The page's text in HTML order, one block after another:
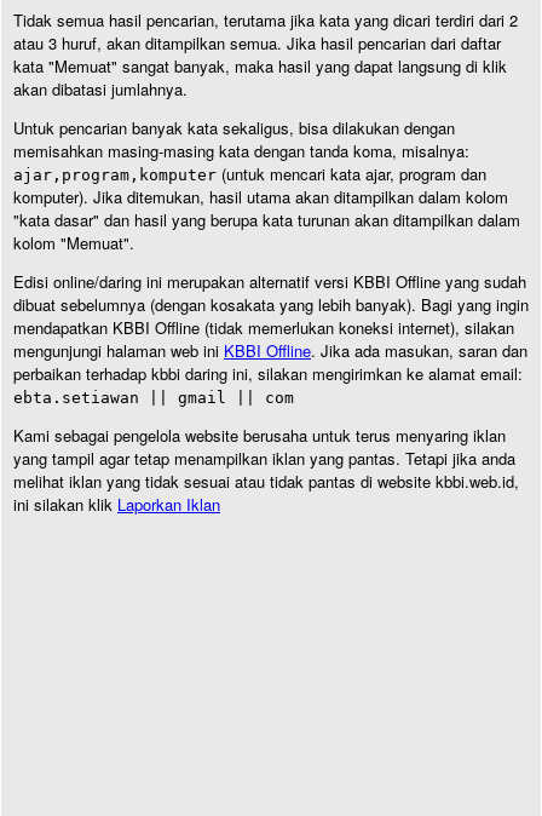
Tidak semua hasil pencarian, terutama jika kata yang dicari terdiri dari 2
atau 3 huruf, akan ditampilkan semua. Jika hasil pencarian dari daftar
kata "Memuat" sangat banyak, maka hasil yang dapat langsung di klik
akan dibatasi jumlahnya.
Untuk pencarian banyak kata sekaligus, bisa dilakukan dengan
memisahkan masing-masing kata dengan tanda koma, misalnya:
ajar,program,komputer (untuk mencari kata ajar, program dan
komputer). Jika ditemukan, hasil utama akan ditampilkan dalam kolom
"kata dasar" dan hasil yang berupa kata turunan akan ditampilkan dalam
kolom "Memuat".
Edisi online/daring ini merupakan alternatif versi KBBI Offline yang sudah
dibuat sebelumnya (dengan kosakata yang lebih banyak). Bagi yang ingin
mendapatkan KBBI Offline (tidak memerlukan koneksi internet), silakan
mengunjungi halaman web ini KBBI Offline. Jika ada masukan, saran dan
perbaikan terhadap kbbi daring ini, silakan mengirimkan ke alamat email:
ebta.setiawan || gmail || com
Kami sebagai pengelola website berusaha untuk terus menyaring iklan
yang tampil agar tetap menampilkan iklan yang pantas. Tetapi jika anda
melihat iklan yang tidak sesuai atau tidak pantas di website kbbi.web.id,
ini silakan klik Laporkan Iklan